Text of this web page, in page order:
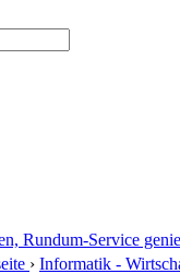
Rundum-Service
› Informatik -